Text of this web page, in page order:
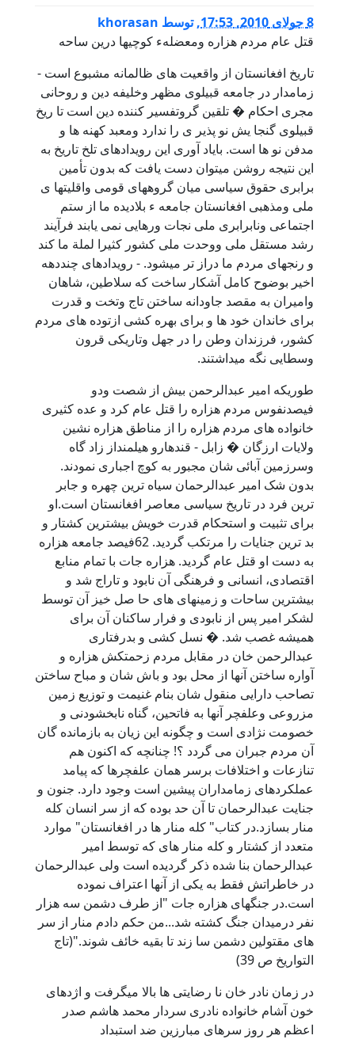
8 جولای 2010, 17:53 ,توسط khorasan
قتل عام مردم هزاره ومعضلهء کوچیها درین ساحه
تاریخ افغانستان از واقعیت های ظالمانه مشبوع است -
زمامدار در جامعه قبیلوی مظهر وخلیفه دین و روحانی
مجری احکام � تلقین گروتفسیر کننده دین است تا ریخ
قبیلوی گنجا یش نو پذیر ی را ندارد ومعبد کهنه ها و
مدفن نو ها است. بایاد آوری این رویدادهای تلخ تاریخ به
این نتیجه روشن میتوان دست یافت که بدون تأمین
برابری حقوق سیاسی میان گروههای قومی واقلیتها ی
ملی ومذهبی افغانستان جامعه ء بلادیده ما از ستم
اجتماعی ونابرابری ملی نجات ورهایی نمی یابند فرآیند
رشد مستقل ملی ووحدت ملی کشور کثیرا لملة ما کند
و رنجهای مردم ما دراز تر میشود. - رویدادهای چنددهه
اخیر بوضوح کامل آشکار ساخت که سلاطین، شاهان
وامیران به مقصد جاودانه ساختن تاج وتخت و قدرت
برای خاندان خود ها و برای بهره کشی ازتوده های مردم
کشور، فرزندان وطن را در جهل وتاریکی قرون
وسطایی نگه میداشتند.
طوریکه امیر عبدالرحمن بیش از شصت ودو
فیصدنفوس مردم هزاره را قتل عام کرد و عده کثیری
خانواده های مردم هزاره را از مناطق هزاره نشین
ولایات ارزگان � زابل - قندهارو هیلمنداز زاد گاه
وسرزمین آبائی شان مجبور به کوچ اجباری نمودند.
بدون شک امیر عبدالرحمان سیاه ترین چهره و جابر
ترین فرد در تاریخ سیاسی معاصر افغانستان است.او
برای تثبیت و استحکام قدرت خویش بیشترین کشتار و
بد ترین جنایات را مرتکب گردید. 62فیصد جامعه هزاره
به دست او قتل عام گردید. هزاره جات با تمام منابع
اقتصادی، انسانی و فرهنگی آن نابود و تاراج شد و
بیشترین ساحات و زمینهای های حا صل خیز آن توسط
لشکر امیر پس از نابودی و فرار ساکنان آن برای
همیشه غصب شد. � نسل کشی و بدرفتاری
عبدالرحمن خان در مقابل مردم زحمتکش هزاره و
آواره ساختن آنها از محل بود و باش شان و مباح ساختن
تصاحب دارايی منقول شان بنام غنيمت و توزيع زمين
مزروعی وعلفچر آنها به فاتحين، گناه نابخشودنی و
خصومت نژادی است و چگونه اين زيان به بازمانده گان
آن مردم جبران می گردد ؟! چنانچه که اکنون هم
تنازعات و اختلافات برسر همان علفچرها که پيامد
عملکردهای زمامداران پيشين است وجود دارد. جنون و
جنایت عبدالرحمان تا آن حد بوده که از سر انسان کله
منار بسازد.در کتاب" کله منار ها در افغانستان" موارد
متعدد از کشتار و کله منار های که توسط امیر
عبدالرحمان بنا شده ذکر گردیده است ولی عبدالرحمان
در خاطراتش فقط به یکی از آنها اعتراف نموده
است.در جنگهای هزاره جات "از طرف دشمن سه هزار
نفر درمیدان جنگ کشته شد...من حکم دادم منار از سر
های مقتولین دشمن سا زند تا بقیه خائف شوند."(تاج
التواریخ ص 39)
در زمان نادر خان نا رضایتی ها بالا میگرفت و اژدهای
خون آشام خانواده نادری سردار محمد هاشم صدر
اعظم هر روز سرهای مبارزین ضد استبداد